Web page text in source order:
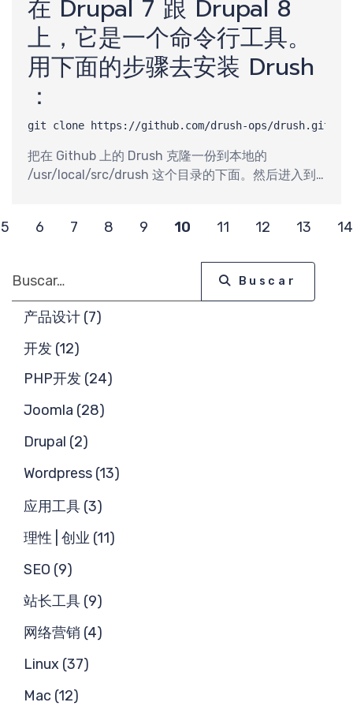
在 Drupal 7 跟 Drupal 8
上，它是一个命令行工具。
用下面的步骤去安装 Drush
：
git clone https://github.com/drush-ops/drush.git /
把在 Github 上的 Drush 克隆一份到本地的
/usr/local/src/drush 这个目录的下面。然后进入到
5 6 7 8 9 10 11 12 13 14
Buscar
产品设计 (7)
开发 (12)
PHP开发 (24)
Joomla (28)
Drupal (2)
Wordpress (13)
应用工具 (3)
理性 | 创业 (11)
SEO (9)
站长工具 (9)
网络营销 (4)
Linux (37)
Mac (12)